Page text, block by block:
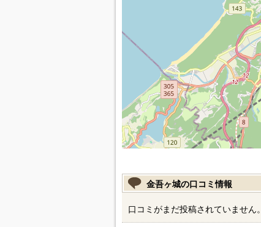
金吾ヶ城の口コミ情報
口コミがまだ投稿されていません。